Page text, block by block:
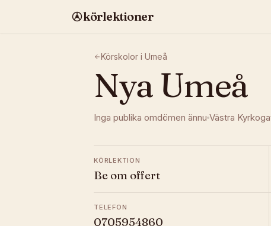
körlektioner
Körskolor i Umeå
Nya Umeå
Inga publika omdömen ännu Västra
KÖRLEKTION
Be om offert
TELEFON
0705954860